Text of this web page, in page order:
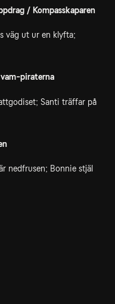
/ Kompasskaparen
väg ut ur en klyfta;
piraterna
Santi träffar på
nedfrusen; Bonnie stjäl